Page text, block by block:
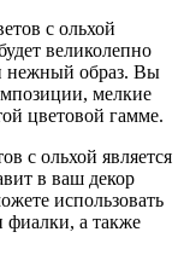
с ольхой
великолепно
нежный образ. Вы
мелкие
цветовой гамме.
с ольхой является
в ваш декор
использовать
фиалки, а также